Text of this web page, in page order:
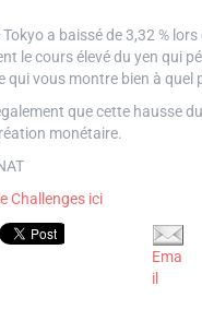
a baissé de 3,32 %
le cours élevé du yen qui
qui vous montre bien à quel
que cette hausse
monétaire.
Challenges ici
Ema
il